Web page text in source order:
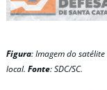
Figura: Imagem do
local. Fonte: SDC/SC.